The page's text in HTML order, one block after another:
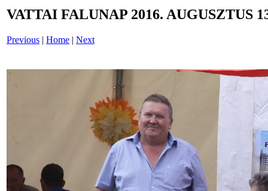
VATTAI FALUNAP 2016. AUGUSZTUS
Previous | Home | Next